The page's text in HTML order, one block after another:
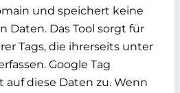
und speichert keine
Daten. Das Tool sorgt für
Tags, die ihrerseits unter
Google Tag
auf diese Daten zu. Wenn